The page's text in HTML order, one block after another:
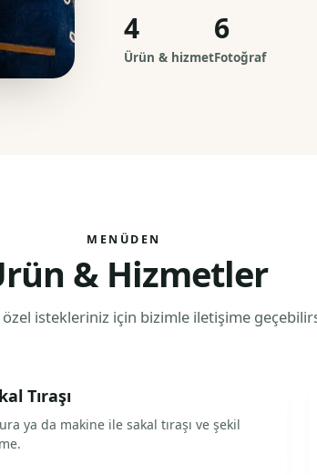
4
Ürün & hizmet
6
Fotoğraf
MENÜDEN
& Hizmetler
istekleriniz için bizimle iletişime
Tıraşı
ya da makine ile sakal tıraşı ve şekil